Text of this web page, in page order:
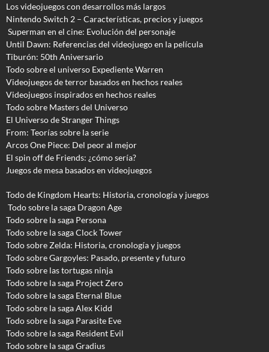
Los videojuegos con desarrollos más largos
Nintendo Switch 2 – Características, precios y juegos
Superman en el cine: Evolución del personaje
Until Dawn: Referencias del videojuego en la película
Tiburón: 50th Aniversario
Todo sobre el universo Expediente Warren
Videojuegos de terror basados en hechos reales
Videojuegos inspirados en hechos reales
Todo sobre Masters del Universo
El Universo de Stranger Things
From: Teorías sobre la serie
Arcos One Piece: Del peor al mejor
El spin off de Friends: ¿cómo sería?
Juegos de mesa basados en videojuegos
Todo de Kingdom Hearts: Historia, cronología y juegos
Todo sobre la saga Dragon Age
Todo sobre la saga Persona
Todo sobre la saga Clock Tower
Todo sobre Zelda: Historia, cronología y juegos
Todo sobre Gargoyles: Pasado, presente y futuro
Todo sobre las tortugas ninja
Todo sobre la saga Project Zero
Todo sobre la saga Eternal Blue
Todo sobre la saga Alex Kidd
Todo sobre la saga Parasite Eve
Todo sobre la saga Resident Evil
Todo sobre la saga Gradius